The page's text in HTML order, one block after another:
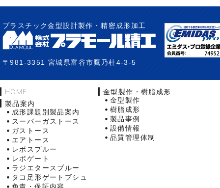
プラスチック金型設計製作・精密成形加工
〒981-3351 宮城県富谷市鷹乃杜4-3-5
HOME
製品案内
成形課題別製品案内
スーパーガストース
ガストース
エアトース
レボスプルー
レボゲート
ラジエタースプルー
タコ足形ゲートブシュ
免責・保証内容
金型製作・樹脂成形
金型製作
樹脂成形
製品事例
設備情報
品質管理体制